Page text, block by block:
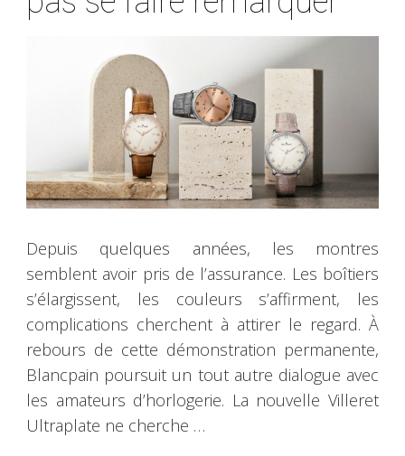
Depuis quelques années, les montres
semblent avoir pris de l’assurance. Les boîtiers
s’élargissent, les couleurs s’affirment, les
complications cherchent à attirer le regard. À
rebours de cette démonstration permanente,
Blancpain poursuit un tout autre dialogue avec
les amateurs d’horlogerie. La nouvelle Villeret
Ultraplate ne cherche …